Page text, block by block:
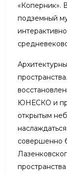
«Коперник».
подземный
ЮНЕСКО и
открытым
совершенно